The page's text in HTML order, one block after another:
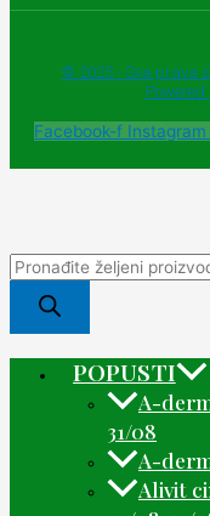
© 2025 - Sva prava
Facebook-f Instagram
POPUSTI
A-
31/08
A-
Alivit